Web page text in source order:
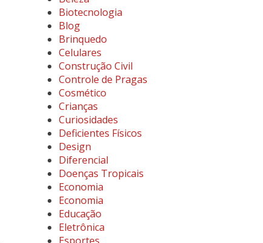
Biotecnologia
Blog
Brinquedo
Celulares
Construção Civil
Controle de Pragas
Cosmético
Crianças
Curiosidades
Deficientes Físicos
Design
Diferencial
Doenças Tropicais
Economia
Economia
Educação
Eletrônica